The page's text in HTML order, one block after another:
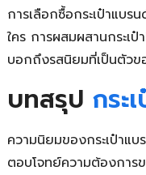
การเลือกซื้อกระเป๋าแบร
ใคร การผสมผสานกระเ
บอกถึงรสนิยมที่เป็นตัวข
บทสรุป กระ
ความนิยมของกระเป๋าแ
ตอบโจทย์ความต้องการ